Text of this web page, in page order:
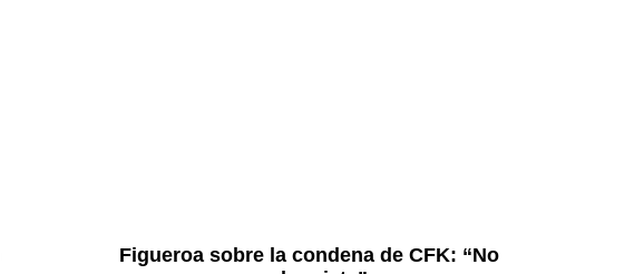
Figueroa sobre la condena de CFK: “No